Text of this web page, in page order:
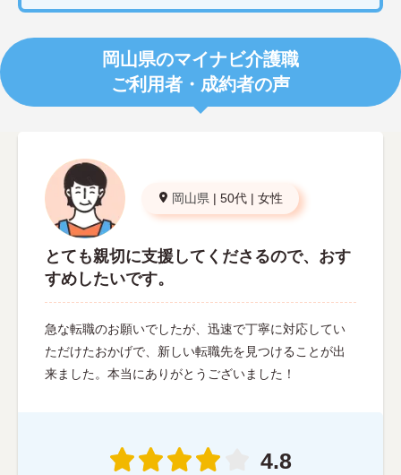
岡山県のマイナビ介護職
ご利用者・成約者の声
岡山県 | 50代 | 女性
とても親切に支援してくださるので、おす
すめしたいです。
急な転職のお願いでしたが、迅速で丁寧に対応してい
ただけたおかげで、新しい転職先を見つけることが出
来ました。本当にありがとうございました！
4.8